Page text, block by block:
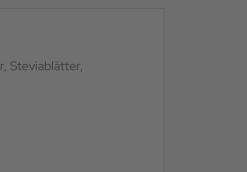
Steviablätter,